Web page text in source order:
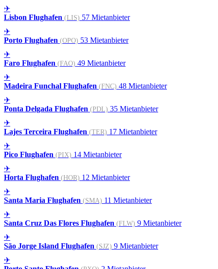
✈
Lisbon Flughafen (LIS) 57 Mietanbieter
✈
Porto Flughafen (OPO) 53 Mietanbieter
✈
Faro Flughafen (FAO) 49 Mietanbieter
✈
Madeira Funchal Flughafen (FNC) 48 Mietanbieter
✈
Ponta Delgada Flughafen (PDL) 35 Mietanbieter
✈
Lajes Terceira Flughafen (TER) 17 Mietanbieter
✈
Pico Flughafen (PIX) 14 Mietanbieter
✈
Horta Flughafen (HOR) 12 Mietanbieter
✈
Santa Maria Flughafen (SMA) 11 Mietanbieter
✈
Santa Cruz Das Flores Flughafen (FLW) 9 Mietanbieter
✈
São Jorge Island Flughafen (SJZ) 9 Mietanbieter
✈